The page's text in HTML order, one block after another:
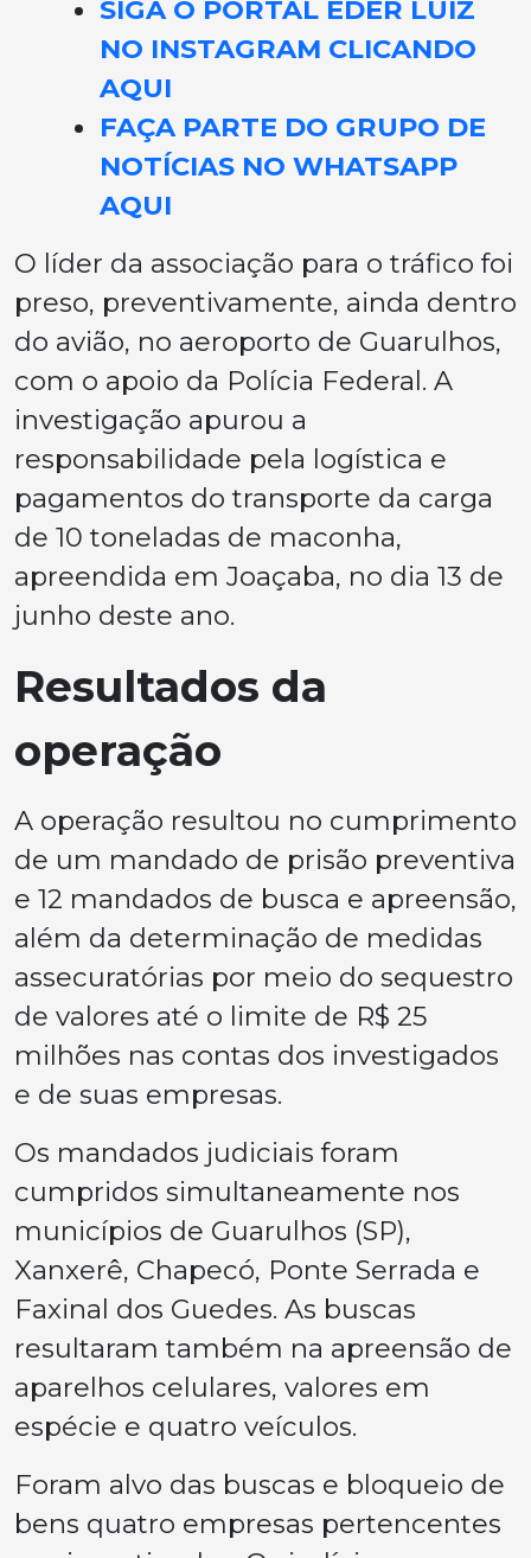
SIGA O PORTAL EDER LUIZ
NO INSTAGRAM CLICANDO
AQUI
FAÇA PARTE DO GRUPO DE
NOTÍCIAS NO WHATSAPP
AQUI
O líder da associação para o tráfico foi
preso, preventivamente, ainda dentro
do avião, no aeroporto de Guarulhos,
com o apoio da Polícia Federal. A
investigação apurou a
responsabilidade pela logística e
pagamentos do transporte da carga
de 10 toneladas de maconha,
apreendida em Joaçaba, no dia 13 de
junho deste ano.
Resultados da
operação
A operação resultou no cumprimento
de um mandado de prisão preventiva
e 12 mandados de busca e apreensão,
além da determinação de medidas
assecuratórias por meio do sequestro
de valores até o limite de R$ 25
milhões nas contas dos investigados
e de suas empresas.
Os mandados judiciais foram
cumpridos simultaneamente nos
municípios de Guarulhos (SP),
Xanxerê, Chapecó, Ponte Serrada e
Faxinal dos Guedes. As buscas
resultaram também na apreensão de
aparelhos celulares, valores em
espécie e quatro veículos.
Foram alvo das buscas e bloqueio de
bens quatro empresas pertencentes